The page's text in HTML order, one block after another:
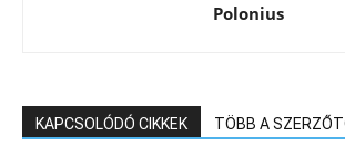
Polonius
KAPCSOLÓDÓ CIKKEK TÖBB A